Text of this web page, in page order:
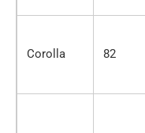
Corolla 82